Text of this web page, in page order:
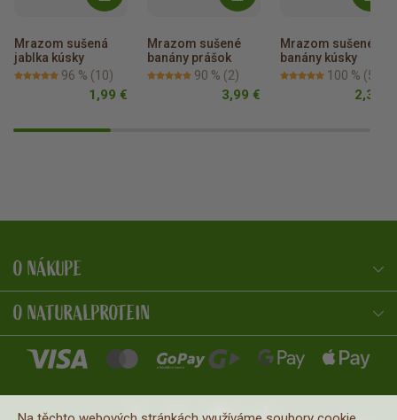
Mrazom sušená
jablka kúsky
96 % (10)
1,99 €
Mrazom sušené
banány prášok
90 % (2)
3,99 €
Mrazom sušené
banány kúsky
100 % (5)
2,39 €
O NÁKUPE
O NATURALPROTEIN
NaturalProtein Poradca